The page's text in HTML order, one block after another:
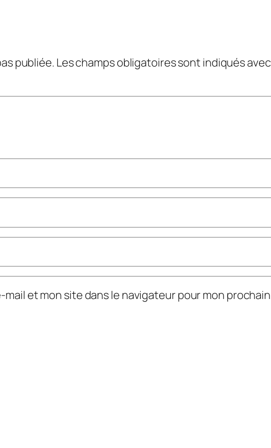
publiée.Les champs obligatoires sont indiqués
mail et mon site dans le navigateur pour mon